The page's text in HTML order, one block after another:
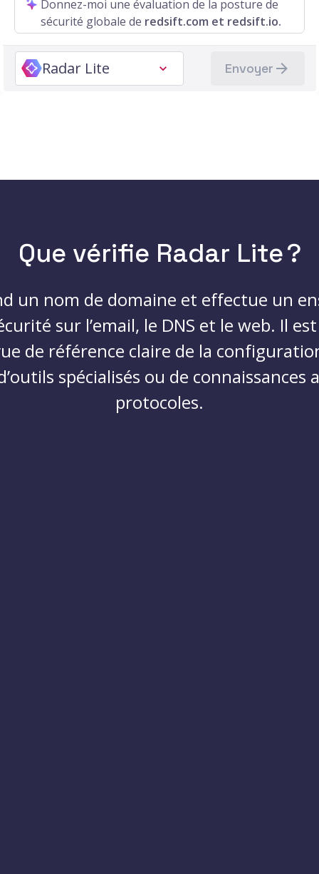
redsift.com à
nodmarc.com
Donnez-moi une évaluation de la posture de
sécurité globale de redsift.com et redsift.io.
Radar Lite Envoyer
Que vérifie Radar Lite ?
un nom de domaine et effectue un
sur l’email, le DNS et le web. Il
de référence claire de la
spécialisés ou de connaissances
protocoles.